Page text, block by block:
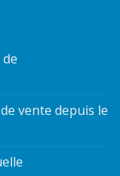
vente depuis le